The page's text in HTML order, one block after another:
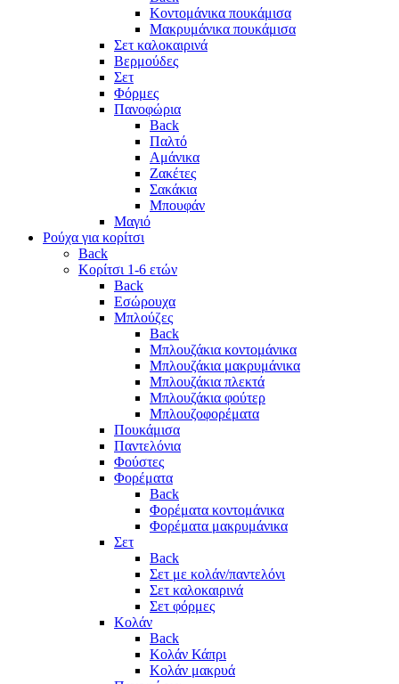
Κοντομάνικα πουκάμισα
Μακρυμάνικα πουκάμισα
Σετ καλοκαιρινά
Βερμούδες
Σετ
Φόρμες
Πανοφώρια
Back
Παλτό
Αμάνικα
Ζακέτες
Σακάκια
Μπουφάν
Μαγιό
Ρούχα για κορίτσι
Back
Κορίτσι 1-6 ετών
Back
Εσώρουχα
Μπλούζες
Back
Μπλουζάκια κοντομάνικα
Μπλουζάκια μακρυμάνικα
Μπλουζάκια πλεκτά
Μπλουζάκια φούτερ
Μπλουζοφορέματα
Πουκάμισα
Παντελόνια
Φούστες
Φορέματα
Back
Φορέματα κοντομάνικα
Φορέματα μακρυμάνικα
Σετ
Back
Σετ με κολάν/παντελόνι
Σετ καλοκαιρινά
Σετ φόρμες
Κολάν
Back
Κολάν Κάπρι
Κολάν μακρυά